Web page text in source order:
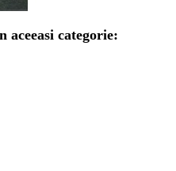
aceeasi categorie: